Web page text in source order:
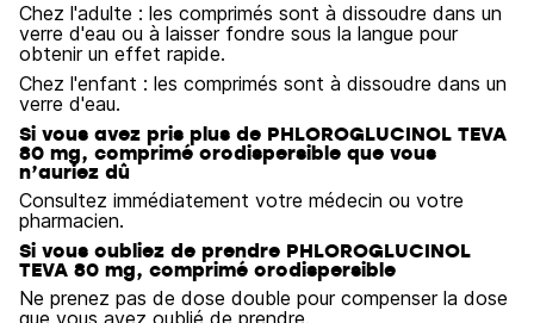
Chez l'adulte : les comprimés sont à dissoudre dans un
verre d'eau ou à laisser fondre sous la langue pour
obtenir un effet rapide.
Chez l'enfant : les comprimés sont à dissoudre dans un
verre d'eau.
Si vous avez pris plus de PHLOROGLUCINOL TEVA
80 mg, comprimé orodispersible que vous
n’auriez dû
Consultez immédiatement votre médecin ou votre
pharmacien.
Si vous oubliez de prendre PHLOROGLUCINOL
TEVA 80 mg, comprimé orodispersible
Ne prenez pas de dose double pour compenser la dose
que vous avez oublié de prendre.